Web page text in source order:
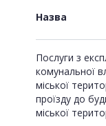
Назва
Послуги з
комунальної
міської
проїзду до
міської